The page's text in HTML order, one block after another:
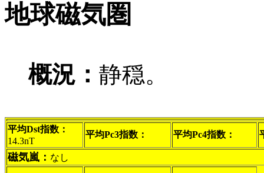
地球磁気圏
概況： 静穏。
平均Dst指数：
14.3nT
平均Pc3指数： 平均Pc4指数：
磁気嵐： なし